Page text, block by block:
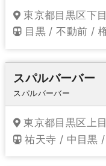
東京都目黒区下
目黒 / 不動前 /
スパルバーバー
スパルバーバー
東京都目黒区上
祐天寺 / 中目黒